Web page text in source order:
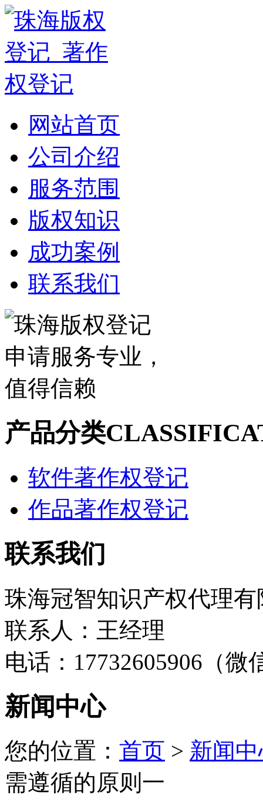
网站首页
公司介绍
服务范围
版权知识
成功案例
联系我们
产品分类
软件著作权登记
作品著作权登记
联系我们
珠海冠智知识产权代理有
联系人：王经理
电话：17732605906（微
新闻中心
您的位置： 首页 > 新闻
需遵循的原则一